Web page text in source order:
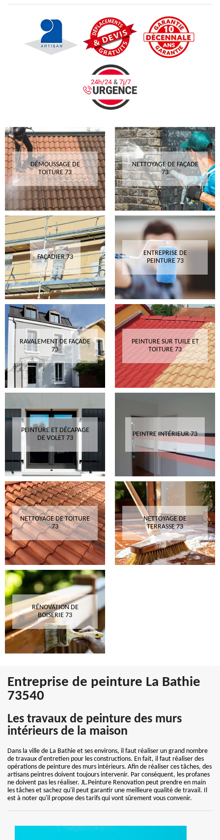
DÉMOUSSAGE DE
TOITURE 73
NETTOYAGE DE FAÇADE
73
FAÇADIER 73
ENTREPRISE DE
PEINTURE 73
RAVALEMENT DE FAÇADE
73
PEINTURE SUR TUILE ET
TOITURE 73
PEINTURE ET DÉCAPAGE
DE VOLET 73
PEINTRE INTÉRIEUR 73
NETTOYAGE DE TOITURE
73
NETTOYAGE DE
TERRASSE 73
RÉNOVATION DE
BOISERIE 73
Entreprise de peinture La Bathie
73540
Les travaux de peinture des murs
intérieurs de la maison
Dans la ville de La Bathie et ses environs, il faut réaliser un grand nombre
de travaux d'entretien pour les constructions. En fait, il faut réaliser des
opérations de peinture des murs intérieurs. Afin de réaliser ces tâches, des
artisans peintres doivent toujours intervenir. Par conséquent, les profanes
ne doivent pas les réaliser. JL.Peinture Renovation peut prendre en main
les tâches et sachez qu'il peut garantir une meilleure qualité de travail. Il
est à noter qu'il propose des tarifs qui vont sûrement vous convenir.